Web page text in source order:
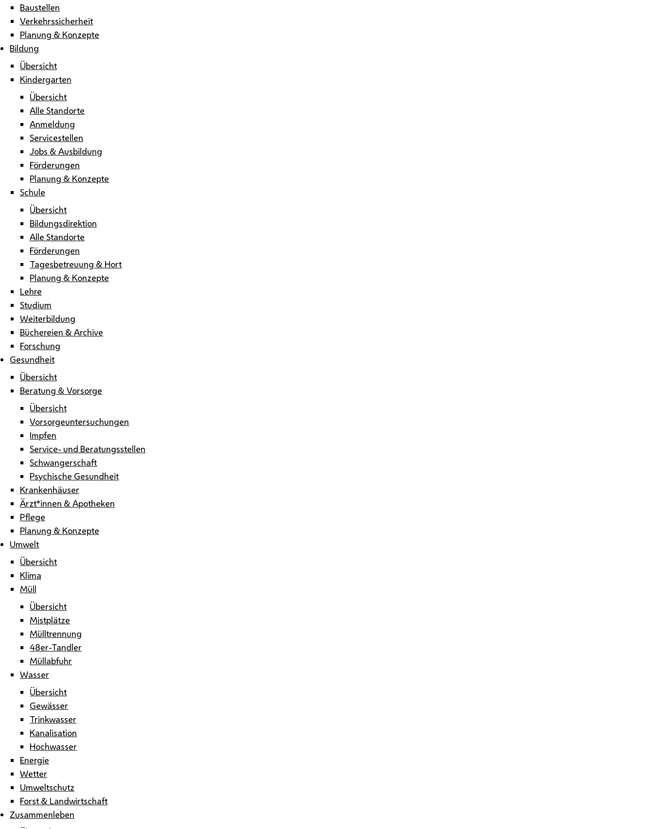
Baustellen
Verkehrssicherheit
Planung & Konzepte
Bildung
Übersicht
Kindergarten
Übersicht
Alle Standorte
Anmeldung
Servicestellen
Jobs & Ausbildung
Förderungen
Planung & Konzepte
Schule
Übersicht
Bildungsdirektion
Alle Standorte
Förderungen
Tagesbetreuung & Hort
Planung & Konzepte
Lehre
Studium
Weiterbildung
Büchereien & Archive
Forschung
Gesundheit
Übersicht
Beratung & Vorsorge
Übersicht
Vorsorgeuntersuchungen
Impfen
Service- und Beratungsstellen
Schwangerschaft
Psychische Gesundheit
Krankenhäuser
Ärzt*innen & Apotheken
Pflege
Planung & Konzepte
Umwelt
Übersicht
Klima
Müll
Übersicht
Mistplätze
Mülltrennung
48er-Tandler
Müllabfuhr
Wasser
Übersicht
Gewässer
Trinkwasser
Kanalisation
Hochwasser
Energie
Wetter
Umweltschutz
Forst & Landwirtschaft
Zusammenleben